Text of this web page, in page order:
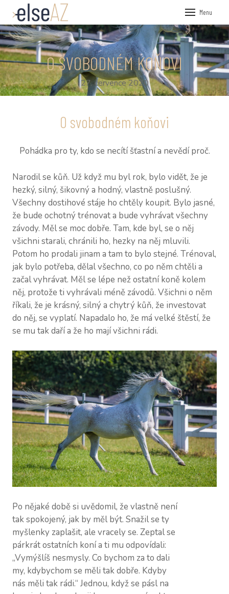
Menu
ÚVOD
BLOG
O SVOBODNÉM KOŇOVI
27. července 2020
O svobodném koňovi
Pohádka pro ty, kdo se necítí šťastní a nevědí proč.
Narodil se kůň. Už když mu byl rok, bylo vidět, že je
hezký, silný, šikovný a hodný, vlastně poslušný.
Všechny dostihové stáje ho chtěly koupit. Bylo jasné,
že bude ochotný trénovat a bude vyhrávat všechny
závody. Měl se moc dobře. Tam, kde byl, se o něj
všichni starali, chránili ho, hezky na něj mluvili.
Potom ho prodali jinam a tam to bylo stejné. Trénoval,
jak bylo potřeba, dělal všechno, co po něm chtěli a
začal vyhrávat. Měl se lépe než ostatní koně kolem
něj, protože ti vyhrávali méně závodů. Všichni o něm
říkali, že je krásný, silný a chytrý kůň, že investovat
do něj, se vyplatí. Napadalo ho, že má velké štěstí, že
se mu tak daří a že ho mají všichni rádi.
Po nějaké době si uvědomil, že vlastně není
tak spokojený, jak by měl být. Snažil se ty
myšlenky zaplašit, ale vracely se. Zeptal se
párkrát ostatních koní a ti mu odpovídali:
„Vymýšlíš nesmysly. Co bychom za to dali
my, kdybychom se měli tak dobře. Kdyby
nás měli tak rádi.“ Jednou, když se pásl na